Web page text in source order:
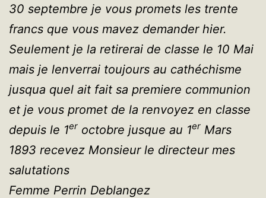
30 septembre je vous promets les trente
francs que vous mavez demander hier.
Seulement je la retirerai de classe le 10 Mai
mais je lenverrai toujours au cathéchisme
jusqua quel ait fait sa premiere communion
et je vous promet de la renvoyez en classe
depuis le 1er octobre jusque au 1er Mars
1893 recevez Monsieur le directeur mes
salutations
Femme Perrin Deblangez